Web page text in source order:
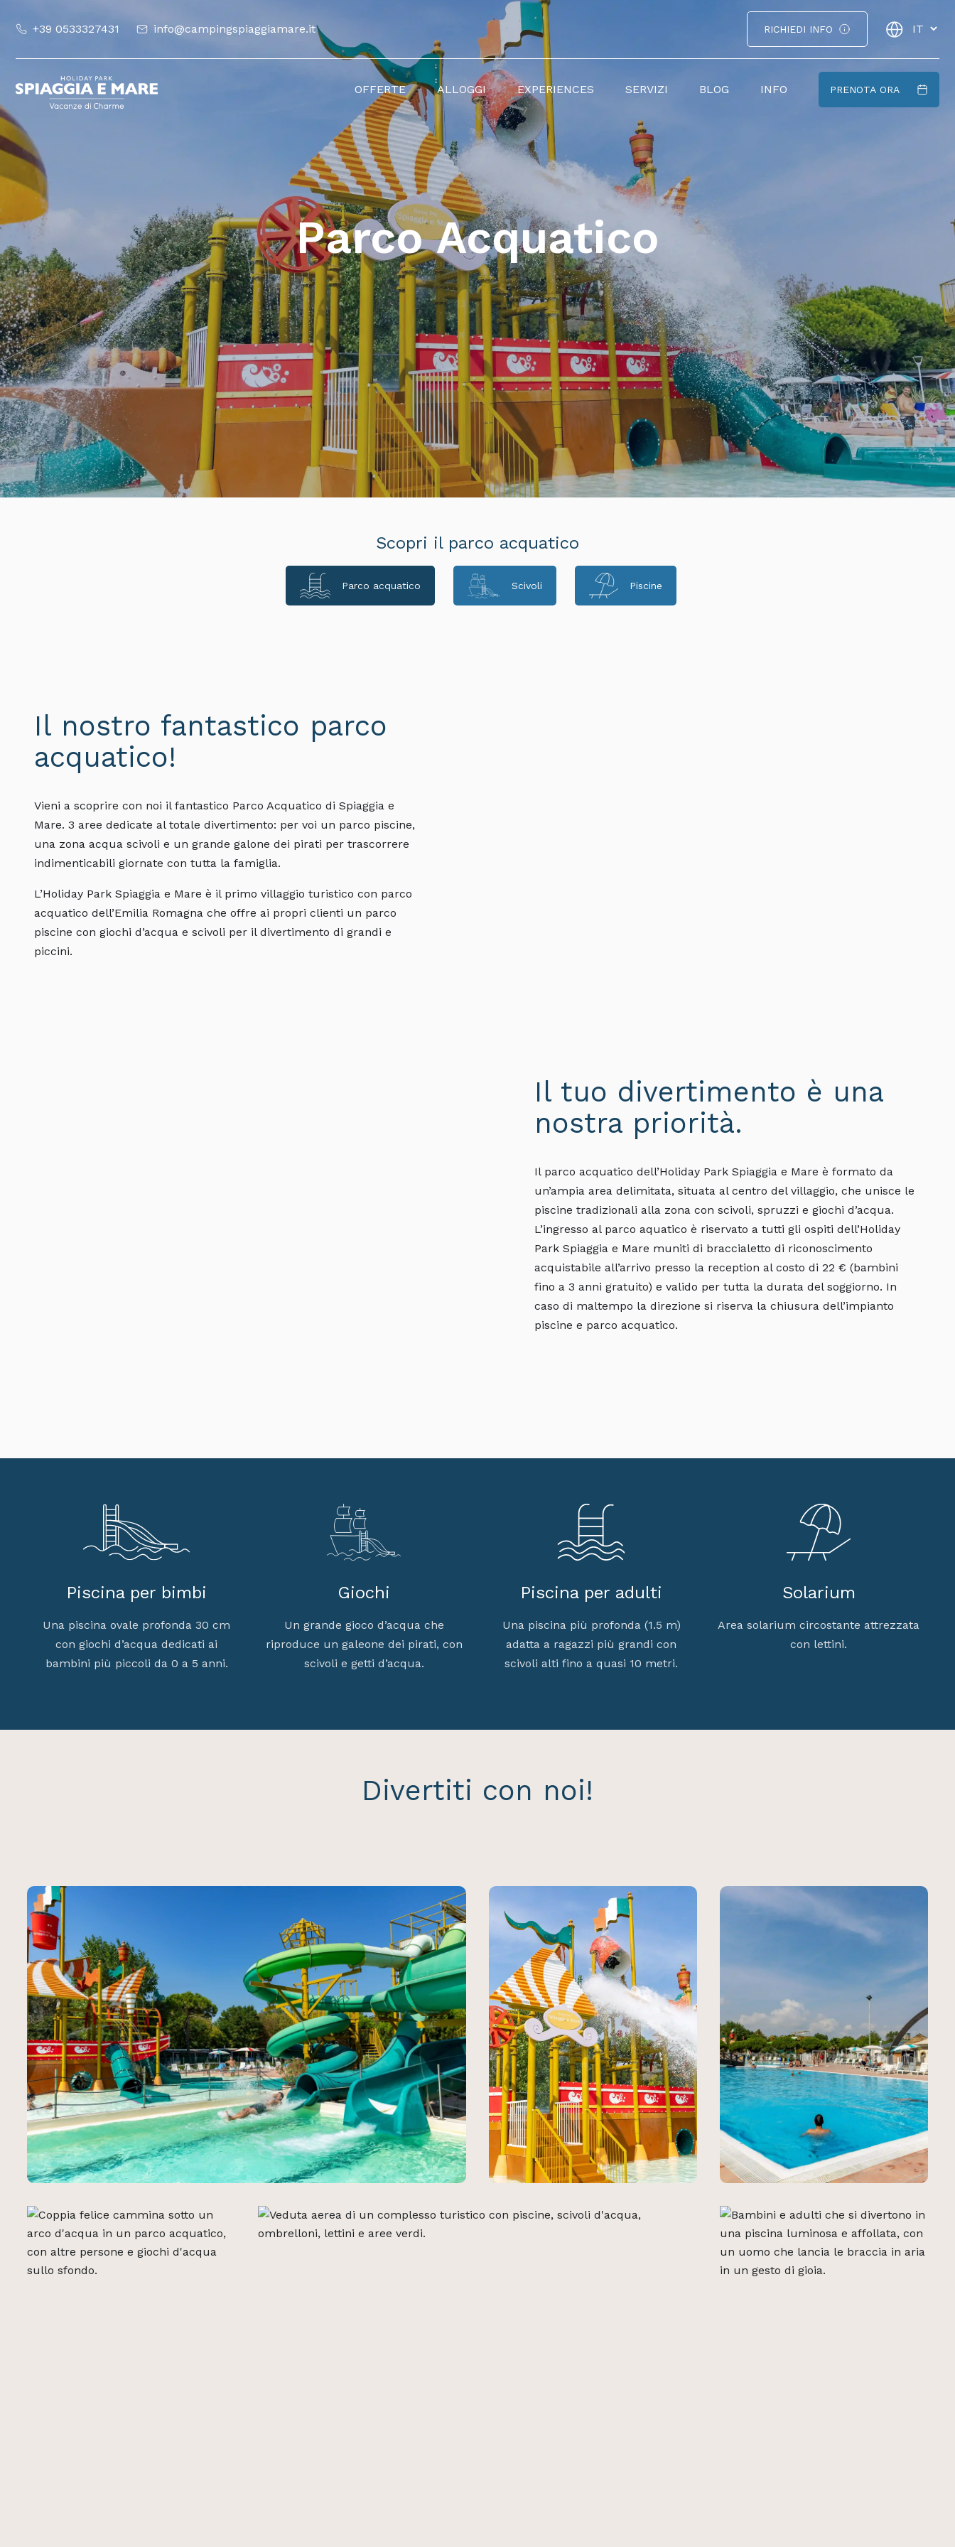
+39 0533327431 info@campingspiaggiamare.it RICHIEDI INFO
OFFERTE ALLOGGI EXPERIENCES SERVIZI BLOG INFO PRENOTA ORA
Parco Acquatico
Scopri il parco acquatico
Parco acquatico Scivoli Piscine
Il nostro fantastico parco
acquatico!
Vieni a scoprire con noi il fantastico Parco Acquatico di Spiaggia e
Mare. 3 aree dedicate al totale divertimento: per voi un parco piscine,
una zona acqua scivoli e un grande galone dei pirati per trascorrere
indimenticabili giornate con tutta la famiglia.
L’Holiday Park Spiaggia e Mare è il primo villaggio turistico con parco
acquatico dell’Emilia Romagna che offre ai propri clienti un parco
piscine con giochi d’acqua e scivoli per il divertimento di grandi e
piccini.
Il tuo divertimento è una
nostra priorità.
Il parco acquatico dell’Holiday Park Spiaggia e Mare è formato da
un’ampia area delimitata, situata al centro del villaggio, che unisce le
piscine tradizionali alla zona con scivoli, spruzzi e giochi d’acqua.
L’ingresso al parco aquatico è riservato a tutti gli ospiti dell’Holiday
Park Spiaggia e Mare muniti di braccialetto di riconoscimento
acquistabile all’arrivo presso la reception al costo di 22 € (bambini
fino a 3 anni gratuito) e valido per tutta la durata del soggiorno. In
caso di maltempo la direzione si riserva la chiusura dell’impianto
piscine e parco acquatico.
Piscina per bimbi
Una piscina ovale profonda 30 cm
con giochi d’acqua dedicati ai
bambini più piccoli da 0 a 5 anni.
Giochi
Un grande gioco d’acqua che
riproduce un galeone dei pirati, con
scivoli e getti d’acqua.
Piscina per adulti
Una piscina più profonda (1.5 m)
adatta a ragazzi più grandi con
scivoli alti fino a quasi 10 metri.
Solarium
Area solarium circostante attrezzata
con lettini.
Divertiti con noi!